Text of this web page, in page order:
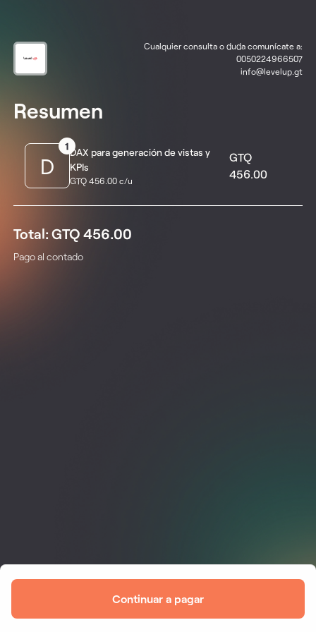
Cualquier consulta o duda comunícate a:
0050224966507
info@levelup.gt
Resumen
D
1DAX para generación de vistas y
KPIs
GTQ 456.00 c/u
GTQ
456.00
Total: GTQ 456.00
Pago al contado
Continuar a pagar